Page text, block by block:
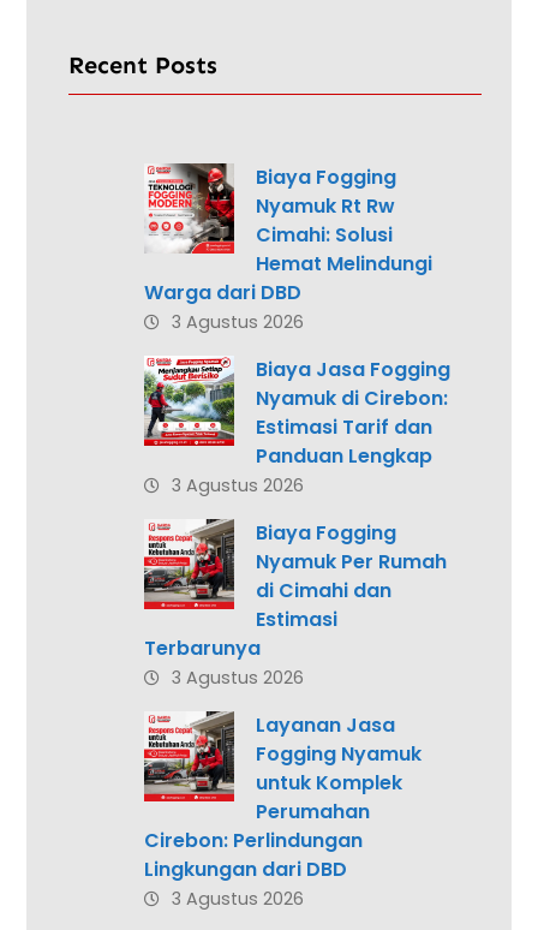
Recent Posts
Biaya Fogging
Nyamuk Rt Rw
Cimahi: Solusi
Hemat Melindungi
Warga dari DBD
3 Agustus 2026
Biaya Jasa Fogging
Nyamuk di Cirebon:
Estimasi Tarif dan
Panduan Lengkap
3 Agustus 2026
Biaya Fogging
Nyamuk Per Rumah
di Cimahi dan
Estimasi
Terbarunya
3 Agustus 2026
Layanan Jasa
Fogging Nyamuk
untuk Komplek
Perumahan
Cirebon: Perlindungan
Lingkungan dari DBD
3 Agustus 2026